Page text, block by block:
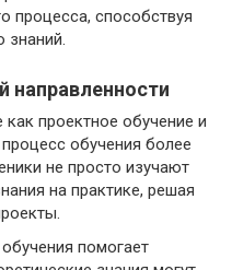
процесса, способствуя
знаний.
направленности
проектное обучение и
обучения более
не просто изучают
на практике, решая
помогает